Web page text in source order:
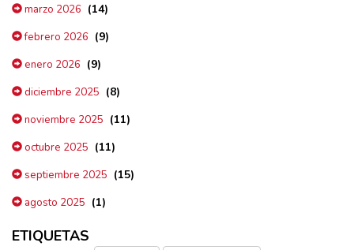
marzo 2026 (14)
febrero 2026 (9)
enero 2026 (9)
diciembre 2025 (8)
noviembre 2025 (11)
octubre 2025 (11)
septiembre 2025 (15)
agosto 2025 (1)
ETIQUETAS